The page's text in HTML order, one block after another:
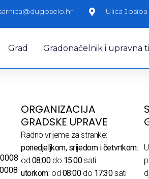
Ulica
Grad Gradonačelnik i upravna
ORGANIZACIJA
GRADSKE UPRAVE
Radno vrijeme za stranke:
ponedjeljkom, srijedom i četvrtkom:
od 08:00do 15:00sati
utorkom: od 08:00do 17:30sati